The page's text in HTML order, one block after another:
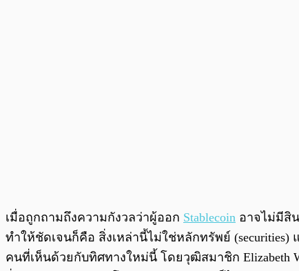
เมื่อถูกถามถึงความกังวลว่าผู้ออก Stablecoin อาจไม่มีสิ
ทำให้ชัดเจนก็คือ สิ่งเหล่านี้ไม่ใช่หลักทรัพย์
คนที่เห็นด้วยกับทิศทางใหม่นี้ โดยวุฒิสมาชิก Elizabeth